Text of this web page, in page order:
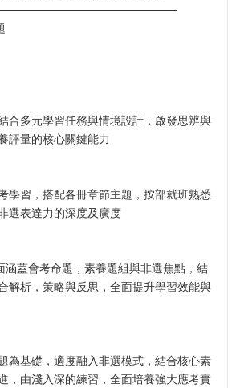
合多元學習任務與情境設計，啟發思辨與
評量的核心關鍵能力
學習，搭配各冊章節主題，按部就班熟悉
選表達力的深度及廣度
涵蓋會考命題，素養題組與非選焦點，結
解析，策略與反思，全面提升學習效能與
為基礎，適度融入非選模式，結合核心素
，由淺入深的練習，全面培養強大應考實